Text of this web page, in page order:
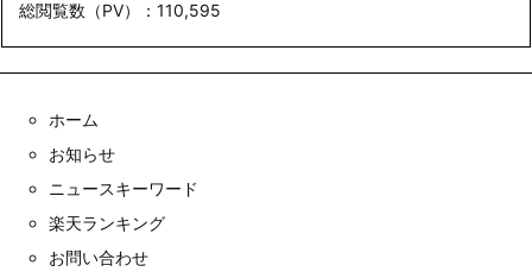
総閲覧数（PV）：110,595
ホーム
お知らせ
ニュースキーワード
楽天ランキング
お問い合わせ